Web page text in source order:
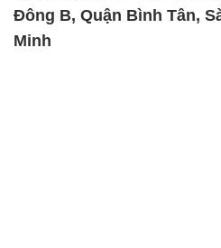
Đông B, Quận Bình Tân,
Minh